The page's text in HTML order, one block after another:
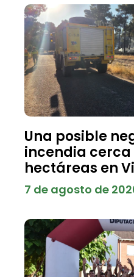
Una posible
incendia cerca
hectáreas en
7 de agosto de